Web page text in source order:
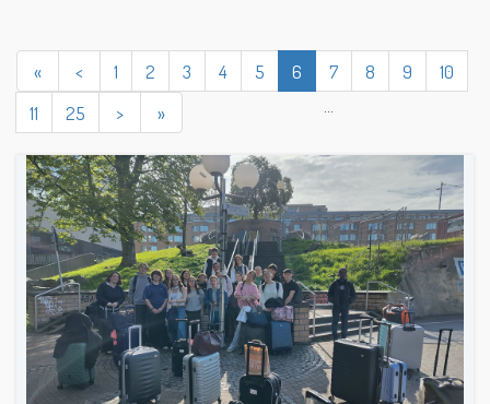
« < 1 2 3 4 5 6 7 8 9
10
11
25 > »